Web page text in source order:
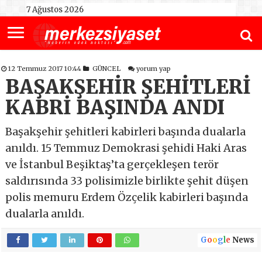
7 Ağustos 2026
12 Temmuz 2017 10:44 GÜNCEL yorum yap
BAŞAKŞEHİR ŞEHİTLERİ
KABRİ BAŞINDA ANDI
Başakşehir şehitleri kabirleri başında dualarla
anıldı. 15 Temmuz Demokrasi şehidi Haki Aras
ve İstanbul Beşiktaş’ta gerçekleşen terör
saldırısında 33 polisimizle birlikte şehit düşen
polis memuru Erdem Özçelik kabirleri başında
dualarla anıldı.
Google News